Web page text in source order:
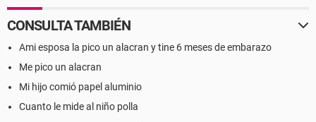
CONSULTA TAMBIÉN
Ami esposa la pico un alacran y tine 6 meses de embarazo
Me pico un alacran
Mi hijo comió papel aluminio
Cuanto le mide al niño polla